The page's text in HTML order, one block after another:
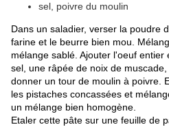
sel, poivre du moulin
Dans un saladier, verser la poudre
farine et le beurre bien mou.
mélange sablé. Ajouter l'oeuf
sel, une râpée de noix de
donner un tour de moulin à poivre.
les pistaches concassées et
un mélange bien homogène.
Etaler cette pâte sur une feuille de